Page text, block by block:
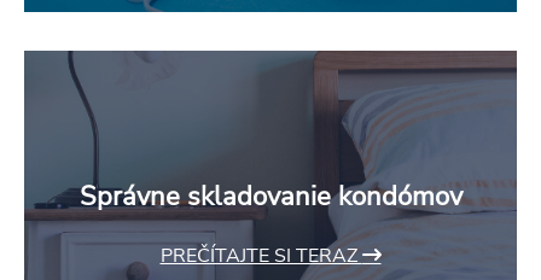
Správne skladovanie kondómov
PREČÍTAJTE SI TERAZ